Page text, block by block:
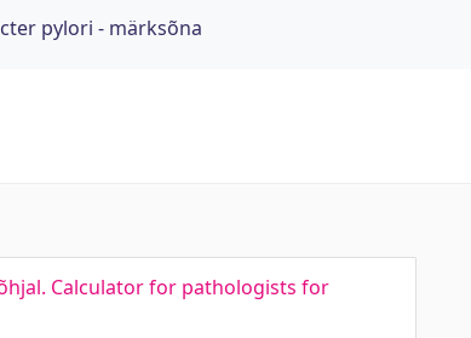
pylori - märksõna
Calculator for pathologists for